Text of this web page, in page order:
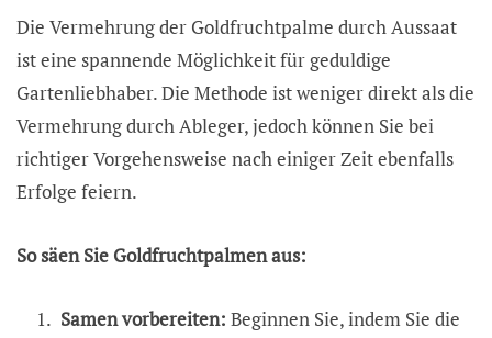
Die Vermehrung der Goldfruchtpalme durch Aussaat
ist eine spannende Möglichkeit für geduldige
Gartenliebhaber. Die Methode ist weniger direkt als die
Vermehrung durch Ableger, jedoch können Sie bei
richtiger Vorgehensweise nach einiger Zeit ebenfalls
Erfolge feiern.
So säen Sie Goldfruchtpalmen aus:
Samen vorbereiten: Beginnen Sie, indem Sie die